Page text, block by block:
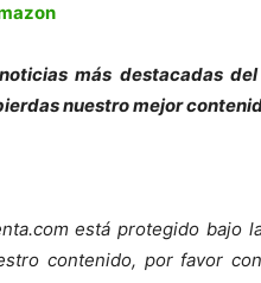
más destacadas
nuestro mejor
está protegido bajo
contenido, por favor